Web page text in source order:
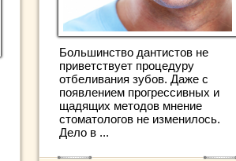
Большинство дантистов не
приветствует процедуру
отбеливания зубов. Даже с
появлением прогрессивных и
щадящих методов мнение
стоматологов не изменилось.
Дело в ...